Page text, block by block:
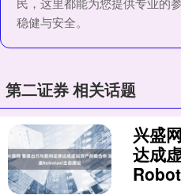
稳健与安全。
第二证券 相关话题
兴盛
达成